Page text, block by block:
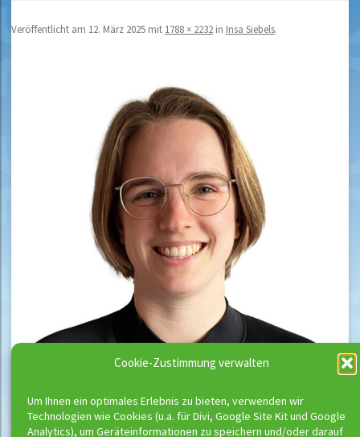
Cookie-Zustimmung verwalten
Um Ihnen ein optimales Erlebnis zu bieten, verwenden wir
Technologien wie Cookies (u.a. für Divi, Google Site Kit und Google
Analytics), um Geräteinformationen zu speichern und/oder darauf
Veröffentlicht am 12. März 2025 mit 1788 × 2232 in Insa Siebels.